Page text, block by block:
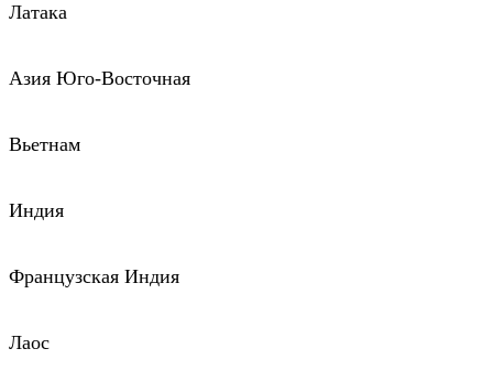
Латака
Азия Юго-Восточная
Вьетнам
Индия
Французская Индия
Лаос